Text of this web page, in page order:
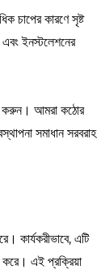
চাপের কারণে সৃষ্ট
এবং ইনস্টলেশনের
করুন। আমরা কঠোর
সমাধান সরবরাহ
কার্যকরীভাবে, এটি
করে। এই প্রক্রিয়া